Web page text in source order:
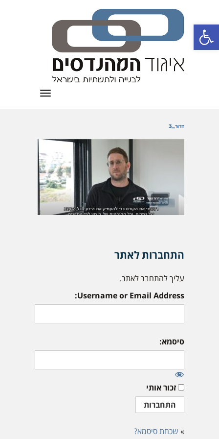
פתח סרגל נגישות
תפריט
דרור_3
התחברות לאתר
עליך להתחבר לאתר.
Username or Email Address:
סיסמא:
זכור אותי
» שכחת סיסמא?